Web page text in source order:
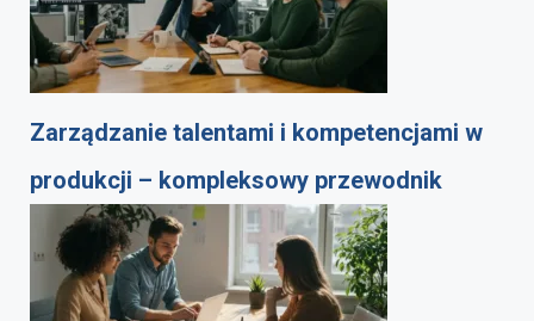
Zarządzanie talentami i kompetencjami w
produkcji – kompleksowy przewodnik